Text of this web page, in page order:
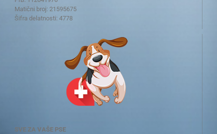
Matični broj: 21595675
Šifra delatnosti: 4778
SVE ZA VAŠE PSE